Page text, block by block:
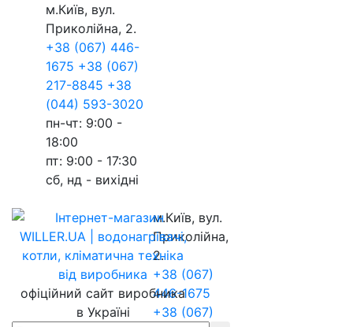
м.Київ, вул.
Приколійна, 2.
+38 (067) 446-
1675 +38 (067)
217-8845 +38
(044) 593-3020
пн-чт: 9:00 -
18:00
пт: 9:00 - 17:30
сб, нд - вихідні
м.Київ, вул.
Приколійна,
2.
+38 (067)
446-1675
+38 (067)
офіційний сайт виробника
в Україні